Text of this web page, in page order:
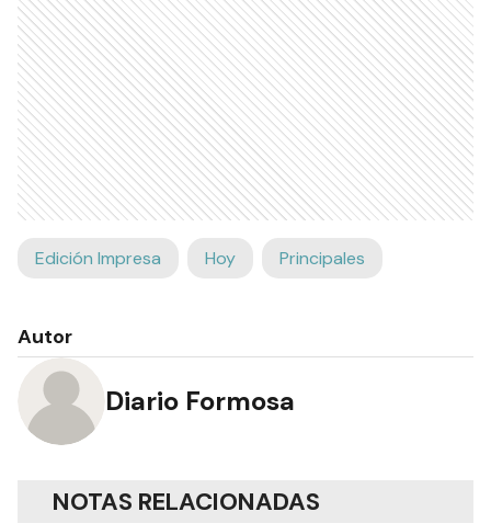
Edición Impresa Hoy Principales
Autor
Diario Formosa
NOTAS RELACIONADAS